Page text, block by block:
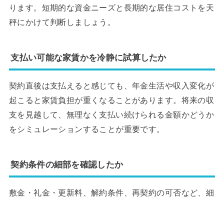
ります。短期的な資金ニーズと長期的な居住コストを天
秤にかけて判断しましょう。
支払い可能な家賃かを冷静に試算したか
契約直後は支払えると感じても、年金生活や収入変化が
起こると家賃負担が重くなることがあります。将来の収
支を見越して、無理なく支払い続けられる金額かどうか
をシミュレーションすることが重要です。
契約条件の細部を確認したか
敷金・礼金・更新料、解約条件、再契約の可否など、細